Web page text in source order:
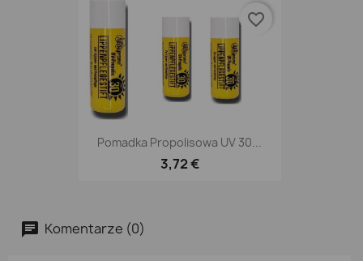
Pomadka Propolisowa UV 30...
3,72 €
favorite_border
Komentarze (0)